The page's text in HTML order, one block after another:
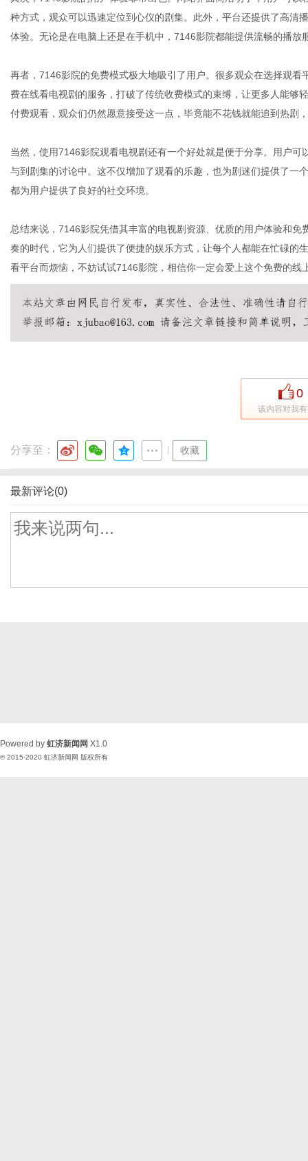
种方式，观众可以迅速定位到心仪的剧集。此外，平台还提供了高清
体验。无论是在电脑上还是在手机中，7146影院都能提供流畅的播放
再者，7146影院的免费模式极大地吸引了用户。很多观众在选择观
费在线看电视剧的服务，打破了传统收费模式的束缚，让更多人能够
付费观看，观众们仍然愿意接受这一点，毕竟能不花钱就能追到热剧
当然，使用7146影院观看电视剧还有一个好处就是便于分享。用户
与到剧集的讨论中。这不仅增加了观看的乐趣，也为剧迷们提供了一
都为用户提供了良好的社交环境。
总结来说，7146影院凭借其丰富的电视剧资源、优质的用户体验和
奏的时代，它为人们提供了便捷的娱乐方式，让每个人都能在忙碌的
看平台而烦恼，不妨试试7146影院，相信你一定会爱上这个免费的线
0
该内容对我
分享至： 收藏
最新评论(0)
Powered by 虹济新闻网 X1.0
© 2015-2020 虹济新闻网 版权所有